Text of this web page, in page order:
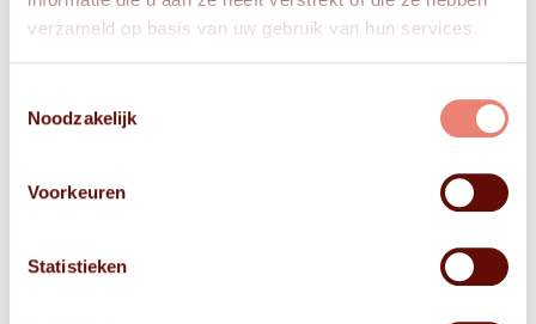
verzameld op basis van uw gebruik van hun services.
Noodzakelijk
Voorkeuren
Statistieken